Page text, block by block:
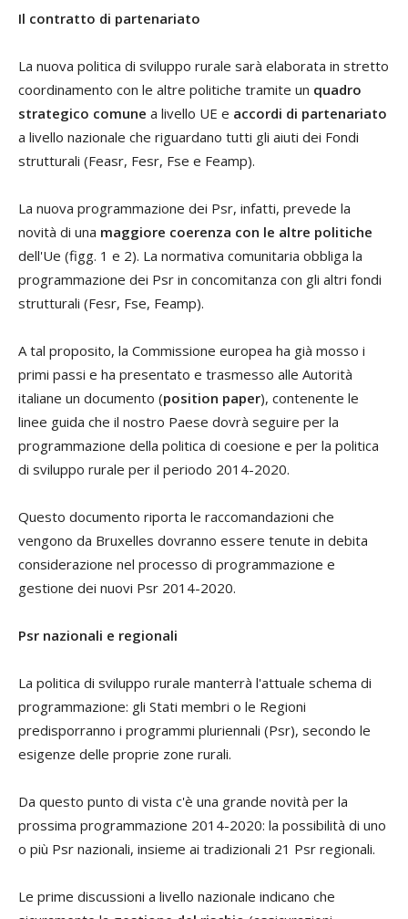
Il contratto di partenariato
La nuova politica di sviluppo rurale sarà elaborata in stretto
coordinamento con le altre politiche tramite un quadro
strategico comune a livello UE e accordi di partenariato
a livello nazionale che riguardano tutti gli aiuti dei Fondi
strutturali (Feasr, Fesr, Fse e Feamp).
La nuova programmazione dei Psr, infatti, prevede la
novità di una maggiore coerenza con le altre politiche
dell'Ue (figg. 1 e 2). La normativa comunitaria obbliga la
programmazione dei Psr in concomitanza con gli altri fondi
strutturali (Fesr, Fse, Feamp).
A tal proposito, la Commissione europea ha già mosso i
primi passi e ha presentato e trasmesso alle Autorità
italiane un documento (position paper), contenente le
linee guida che il nostro Paese dovrà seguire per la
programmazione della politica di coesione e per la politica
di sviluppo rurale per il periodo 2014-2020.
Questo documento riporta le raccomandazioni che
vengono da Bruxelles dovranno essere tenute in debita
considerazione nel processo di programmazione e
gestione dei nuovi Psr 2014-2020.
Psr nazionali e regionali
La politica di sviluppo rurale manterrà l'attuale schema di
programmazione: gli Stati membri o le Regioni
predisporranno i programmi pluriennali (Psr), secondo le
esigenze delle proprie zone rurali.
Da questo punto di vista c'è una grande novità per la
prossima programmazione 2014-2020: la possibilità di uno
o più Psr nazionali, insieme ai tradizionali 21 Psr regionali.
Le prime discussioni a livello nazionale indicano che